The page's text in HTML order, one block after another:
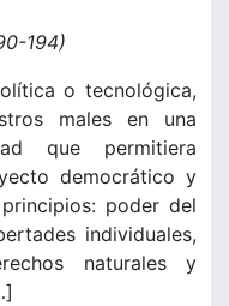
194)
o tecnológica,
males en una
que permitiera
democrático y
poder del
individuales,
naturales y